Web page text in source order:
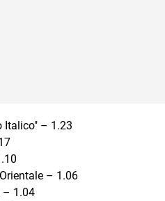
Italico" – 1.23
– 1.06
– 1.04